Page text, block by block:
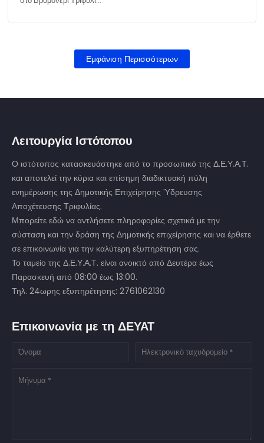
Εμφάνιση Περισσότερων
Λειτουργία Ιστότοπου
Ο ιστότοπος κατασκευάστηκε από το προσωπικό της Δ.Ε.Υ.Α.Τ.
και αποτελεί την κύρια και επίσημη διαδικτυακή πύλη
ενημέρωσης της Δημοτικής Επιχείρησης Ύδρευσης
Αποχέτευσης Τριφυλίας.
Μπορείτε εδώ να αντλήσετε πληροφορίες σχετικά με την
σύσταση και την δράση της Δημοτικής επιχείρησης και να έρθετε
σε επικοινωνία για την καλύτερη εξυπηρέτηση σας.
Το ταμείο της Δ.Ε.Υ.Α.Τ. είναι ανοικτό από Δευτέρα έως
Παρασκευή από 08:00 έως 13:00.
Τηλ. 24ωρης εξυπηρέτησης: 2761062130
Επικοινωνία με τη ΔΕΥΑΤ